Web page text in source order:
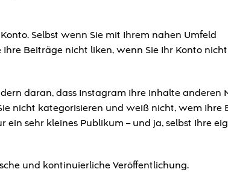
Selbst wenn Sie mit Ihrem nahen Umfeld
Beiträge nicht liken, wenn Sie Ihr Konto nicht
daran, dass Instagram Ihre Inhalte anderen
nicht kategorisieren und weiß nicht, wem Ihre
sehr kleines Publikum – und ja, selbst Ihre
und kontinuierliche Veröffentlichung.